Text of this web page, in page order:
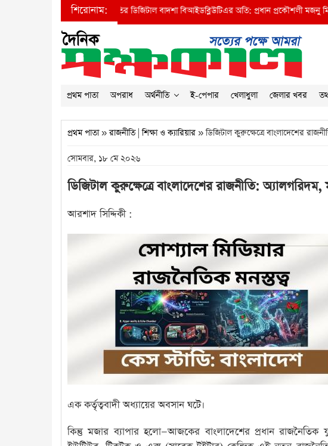
শিরোনাম:
দৃষ্টি আকর্ষণ করে দুর্নীতির ডিজিটাল বাদশা বিআইডব্লিউটিএর অতি: প্রধান প্রকৌশলী মজনু মিয়া●
প্রথম পাতা অপরাধ অর্থনীতি ই-পেপার খেলাধুলা জেলার খবর
প্রথম পাতা»রাজনীতি|শিক্ষা ও ক্যারিয়ার » ডিজিটাল কুরুক্ষেত্রে বাংলাদেশের
সোমবার, ১৮ মে ২০২৬
ডিজিটাল কুরুক্ষেত্রে বাংলাদেশের রাজনীতি: অ্যালগরিদম,
আরশাদ সিদ্দিকী :
এক কর্তৃত্ববাদী অধ্যায়ের অবসান ঘটে।
কিন্তু মজার ব্যাপার হলো—আজকের বাংলাদেশের প্রধান